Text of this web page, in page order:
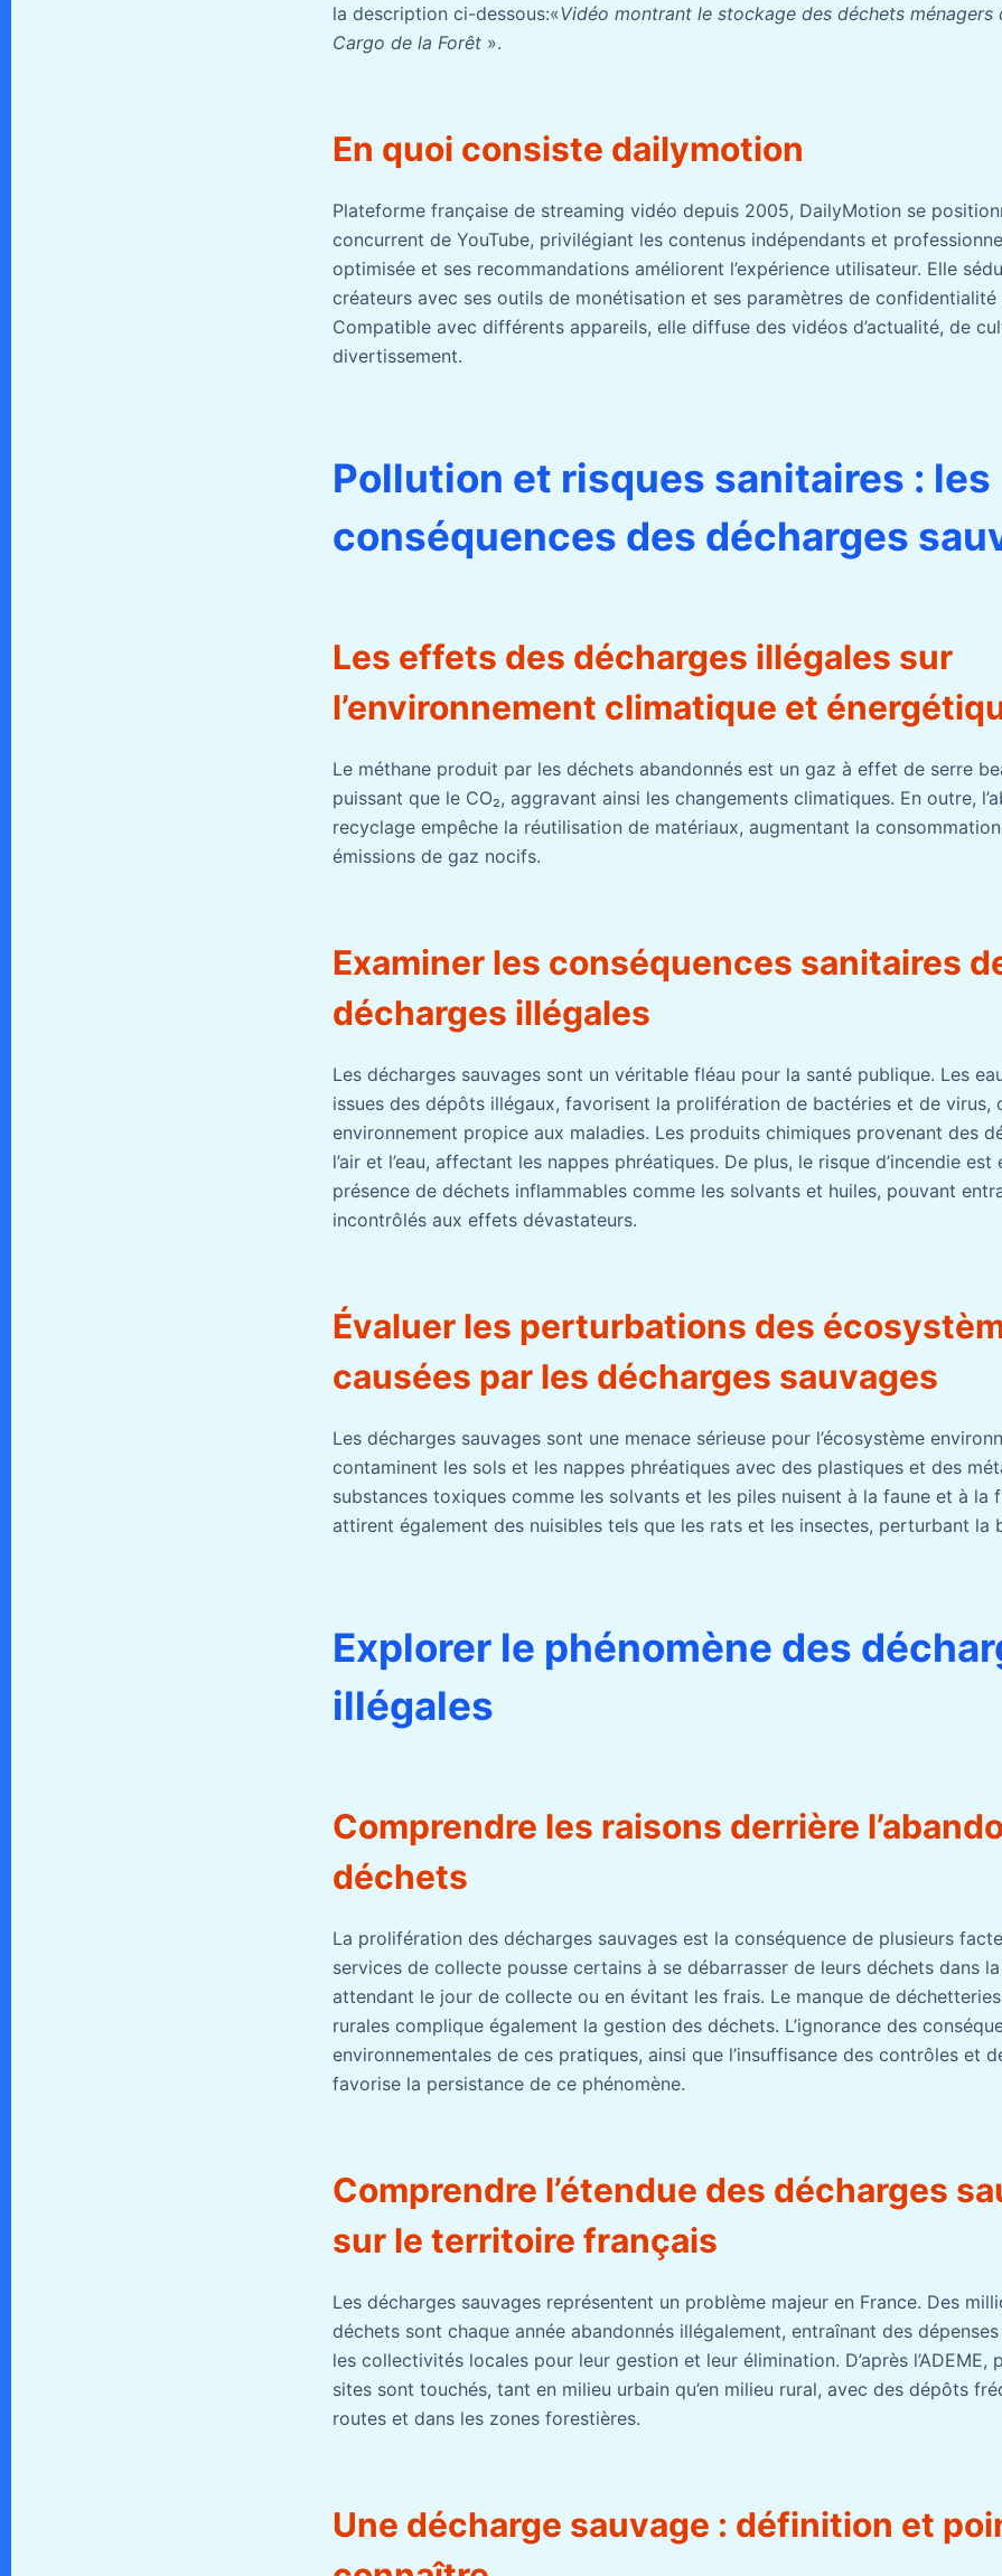
la description ci-dessous:«Vidéo montrant le stockage des déchets ménagers
Cargo de la Forêt ».
En quoi consiste dailymotion
Plateforme française de streaming vidéo depuis 2005, DailyMotion se
concurrent de YouTube, privilégiant les contenus indépendants et
optimisée et ses recommandations améliorent l’expérience utilisateur. Elle
créateurs avec ses outils de monétisation et ses paramètres de confidentialité
Compatible avec différents appareils, elle diffuse des vidéos d’actualité, de
divertissement.
Pollution et risques sanitaires : les
conséquences des décharges
Les effets des décharges illégales sur
l’environnement climatique et
Le méthane produit par les déchets abandonnés est un gaz à effet de serre
puissant que le CO₂, aggravant ainsi les changements climatiques. En outre,
recyclage empêche la réutilisation de matériaux, augmentant la consommation
émissions de gaz nocifs.
Examiner les conséquences sanitaires
décharges illégales
Les décharges sauvages sont un véritable fléau pour la santé publique. Les
issues des dépôts illégaux, favorisent la prolifération de bactéries et de virus,
environnement propice aux maladies. Les produits chimiques provenant des
l’air et l’eau, affectant les nappes phréatiques. De plus, le risque d’incendie
présence de déchets inflammables comme les solvants et huiles, pouvant
incontrôlés aux effets dévastateurs.
Évaluer les perturbations des
causées par les décharges sauvages
Les décharges sauvages sont une menace sérieuse pour l’écosystème
contaminent les sols et les nappes phréatiques avec des plastiques et des
substances toxiques comme les solvants et les piles nuisent à la faune et à la
attirent également des nuisibles tels que les rats et les insectes, perturbant la
Explorer le phénomène des
illégales
Comprendre les raisons derrière
déchets
La prolifération des décharges sauvages est la conséquence de plusieurs
services de collecte pousse certains à se débarrasser de leurs déchets dans
attendant le jour de collecte ou en évitant les frais. Le manque de
rurales complique également la gestion des déchets. L’ignorance des
environnementales de ces pratiques, ainsi que l’insuffisance des contrôles et
favorise la persistance de ce phénomène.
Comprendre l’étendue des décharges
sur le territoire français
Les décharges sauvages représentent un problème majeur en France. Des
déchets sont chaque année abandonnés illégalement, entraînant des
les collectivités locales pour leur gestion et leur élimination. D’après l’ADEME,
sites sont touchés, tant en milieu urbain qu’en milieu rural, avec des dépôts
routes et dans les zones forestières.
Une décharge sauvage : définition et